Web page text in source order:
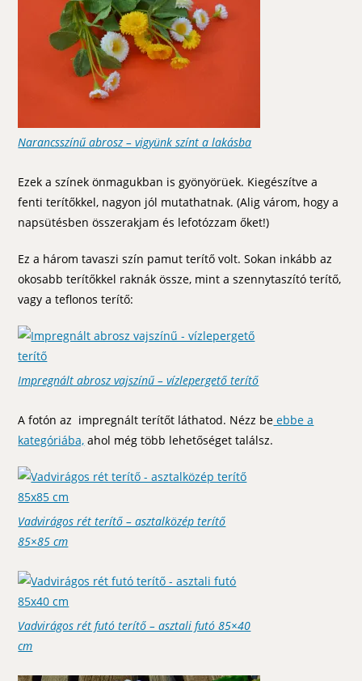
Narancsszínű abrosz – vigyünk színt a lakásba
Ezek a színek önmagukban is gyönyörüek. Kiegészítve a
fenti terítőkkel, nagyon jól mutathatnak. (Alig várom, hogy a
napsütésben összerakjam és lefotózzam őket!)
Ez a három tavaszi szín pamut terítő volt. Sokan inkább az
okosabb terítőkkel raknák össze, mint a szennytaszító terítő,
vagy a teflonos terítő:
Impregnált abrosz vajszínű – vízlepergető terítő
A fotón az impregnált terítőt láthatod. Nézz be ebbe a
kategóriába, ahol még több lehetőséget találsz.
Vadvirágos rét terítő – asztalközép terítő
85×85 cm
Vadvirágos rét futó terítő – asztali futó 85×40
cm